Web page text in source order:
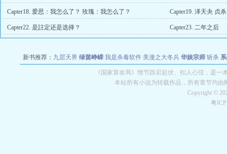
Capter18. 爱思：我怎么了？ 玫瑰：我怎么了？ Capter19. 泽天夬 贞
Capter22. 是註定还是选择？ Capter23. 二年之后
新书推荐： 九层天界 绿茵峥嵘 我是杀毒软件 美漫之大冬兵 华娱宗师 斩杀
教练万岁 都市全能巨星 绝对交易 全职武神 位面复
《国家算命局》情节跌宕起伏、扣人心弦，是
本站所有小说为转载作品，所有章节均
Copyright ©
粤